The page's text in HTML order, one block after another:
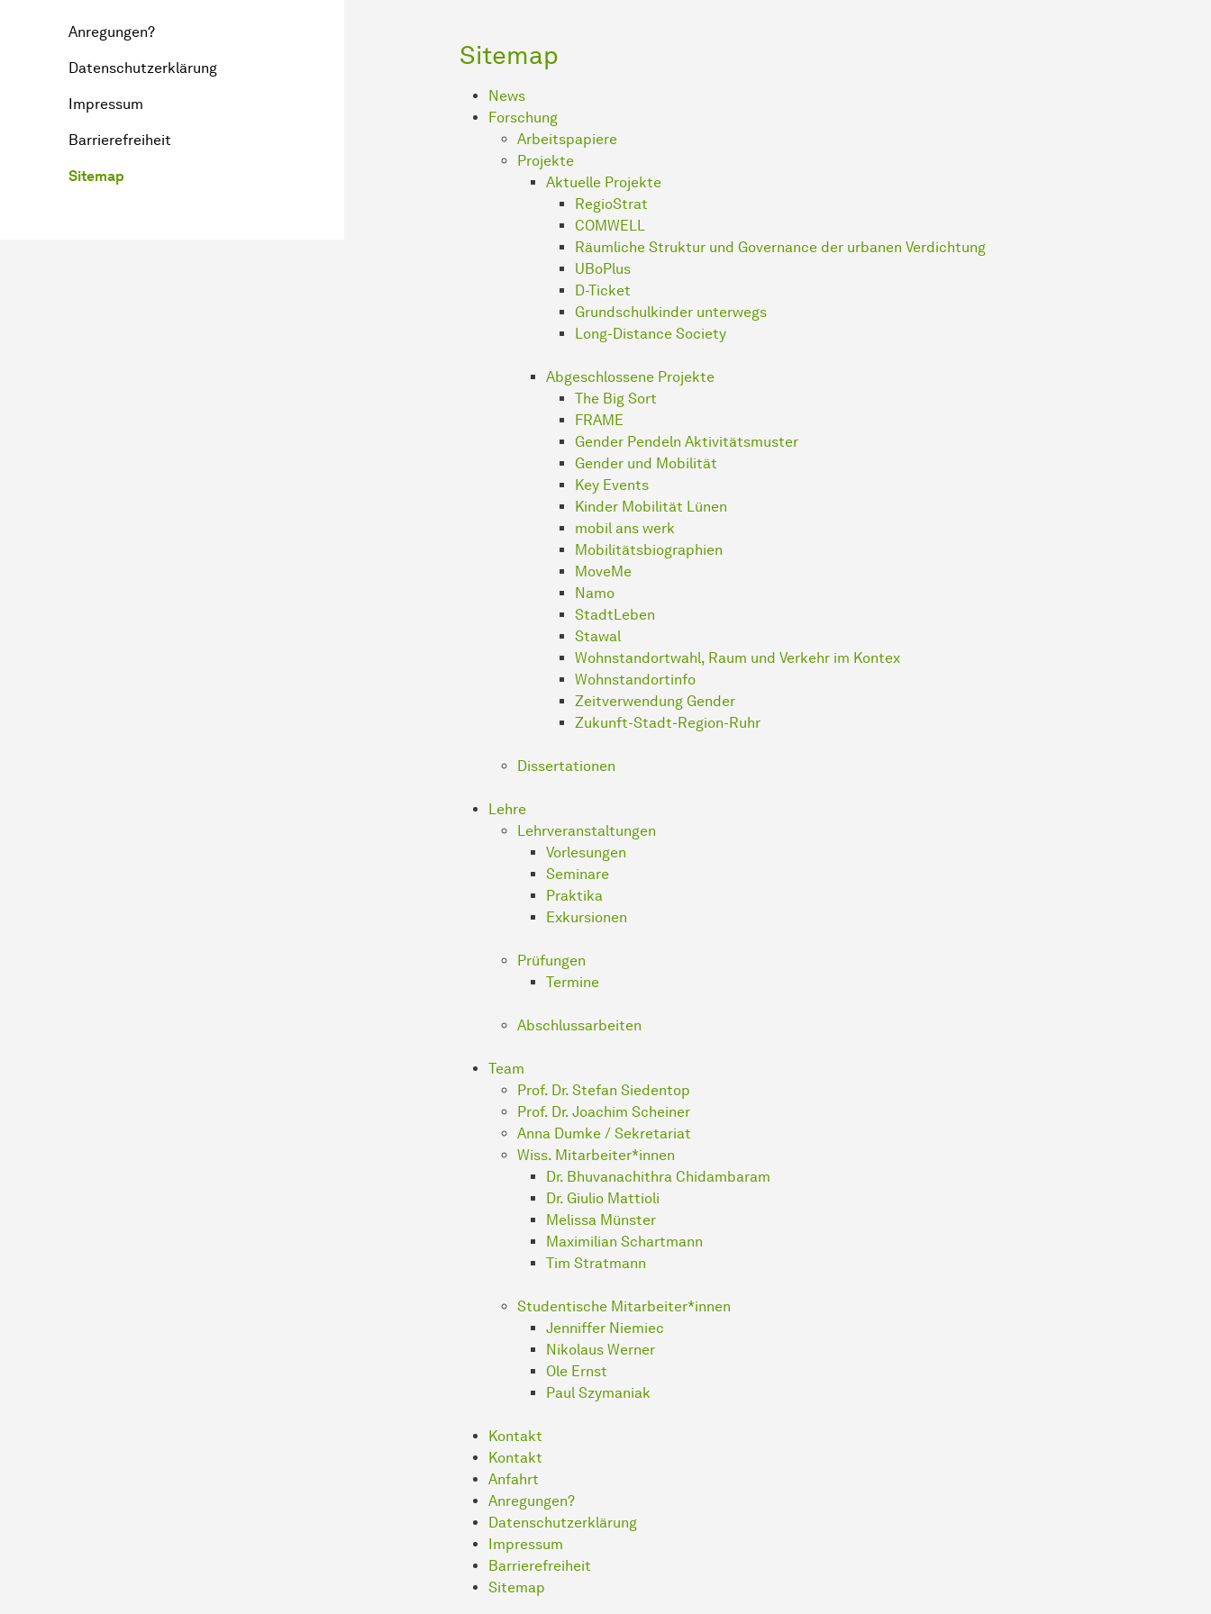
Anregungen?
Datenschutzerklärung
Impressum
Barrierefreiheit
Sitemap
Sitemap
News
Forschung
Arbeitspapiere
Projekte
Aktuelle Projekte
RegioStrat
COMWELL
Räumliche Struktur und Governance der urbanen Verdichtung
UBoPlus
D-Ticket
Grundschulkinder unterwegs
Long-Distance Society
Abgeschlossene Projekte
The Big Sort
FRAME
Gender Pendeln Aktivitätsmuster
Gender und Mobilität
Key Events
Kinder Mobilität Lünen
mobil ans werk
Mobilitätsbiographien
MoveMe
Namo
StadtLeben
Stawal
Wohnstandortwahl, Raum und Verkehr im Kontex
Wohnstandortinfo
Zeitverwendung Gender
Zukunft-Stadt-Region-Ruhr
Dissertationen
Lehre
Lehrveranstaltungen
Vorlesungen
Seminare
Praktika
Exkursionen
Prüfungen
Termine
Abschlussarbeiten
Team
Prof. Dr. Stefan Siedentop
Prof. Dr. Joachim Scheiner
Anna Dumke / Sekretariat
Wiss. Mitarbeiter*innen
Dr. Bhuvanachithra Chidambaram
Dr. Giulio Mattioli
Melissa Münster
Maximilian Schartmann
Tim Stratmann
Studentische Mitarbeiter*innen
Jenniffer Niemiec
Nikolaus Werner
Ole Ernst
Paul Szymaniak
Kontakt
Kontakt
Anfahrt
Anregungen?
Datenschutzerklärung
Impressum
Barrierefreiheit
Sitemap